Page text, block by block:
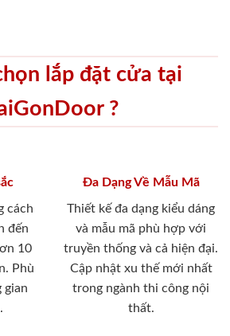
lắp đặt cửa tại
?
cách
đến
10
Phù
gian
Đa Dạng Về Mẫu Mã
Thiết kế đa dạng kiểu dáng
và mẫu mã phù hợp với
truyền thống và cả hiện đại.
Cập nhật xu thế mới nhất
trong ngành thi công nội
thất.